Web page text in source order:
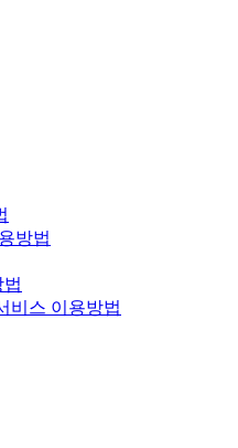
방법
비스 이용방법